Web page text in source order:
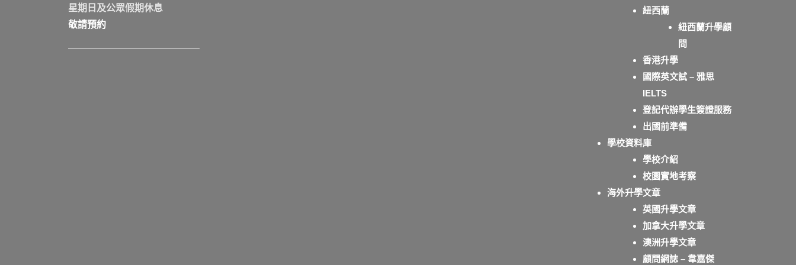
星期日及公眾假期休息
敬請預約
紐西蘭
紐西蘭升學顧
問
香港升學
國際英文試 – 雅思
IELTS
登記代辦學生簽證服務
出國前準備
學校資料庫
學校介紹
校園實地考察
海外升學文章
英國升學文章
加拿大升學文章
澳洲升學文章
顧問網誌 – 韋嘉傑